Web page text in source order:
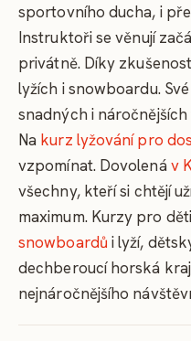
sportovního ducha, i
Instruktoři se věnují
privátně. Díky
lyžích i snowboardu.
snadných i
Na kurz lyžování pro
vzpomínat. Dovolená v
všechny, kteří si chtějí
maximum. Kurzy pro
snowboardů i lyží,
dechberoucí horská
nejnáročnějšího